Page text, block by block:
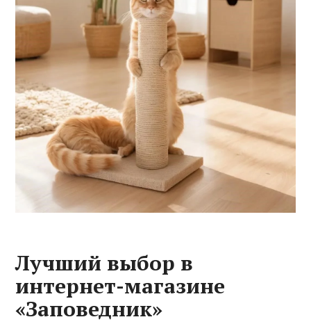
Лучший выбор в
интернет-магазине
«Заповедник»